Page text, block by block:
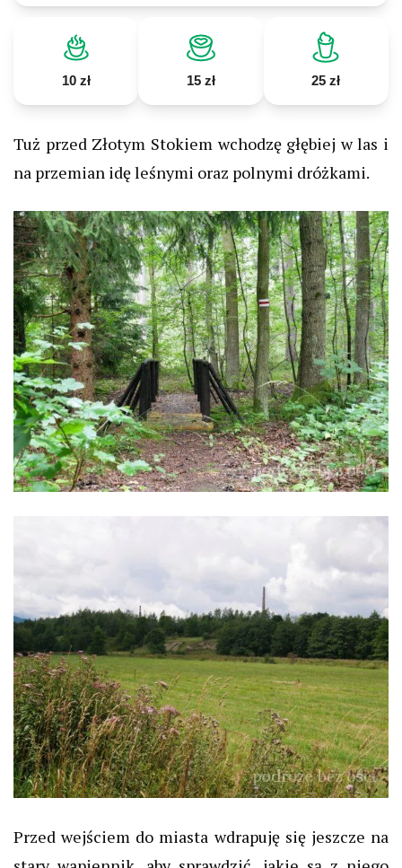
10 zł 15 zł 25 zł
Tuż przed Złotym Stokiem wchodzę głębiej w las i
na przemian idę leśnymi oraz polnymi dróżkami.
Przed wejściem do miasta wdrapuję się jeszcze na